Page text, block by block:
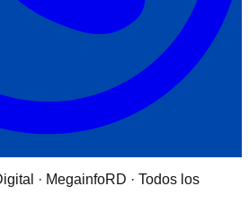
· MegainfoRD · Todos los